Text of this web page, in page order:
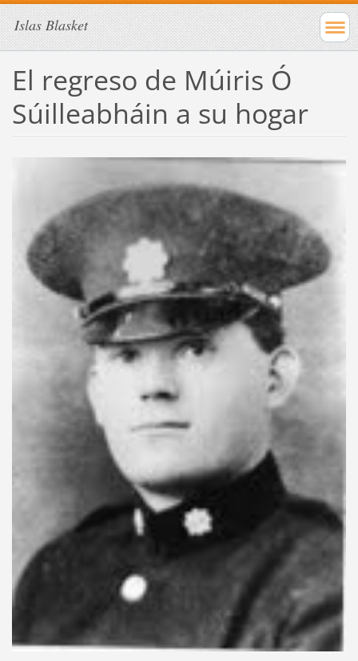
Islas Blasket
El regreso de Múiris Ó
Súilleabháin a su hogar